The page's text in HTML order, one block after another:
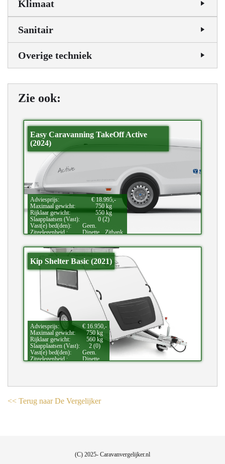
Klimaat
Sanitair
Overige techniek
Zie ook:
Easy Caravanning TakeOff Active
(2024)
Adviesprijs:
€ 18.995,-
Maximaal gewicht:
750 kg
Rijklaar gewicht:
550 kg
Slaapplaatsen (Vast):
0 (2)
Vast(e) bed(den):
Geen.
Zitgelegenheid.:
Dinette., Zitbank.
Kip Shelter Basic (2021)
Adviesprijs:
€ 16.950,-
Maximaal gewicht:
750 kg
Rijklaar gewicht:
560 kg
Slaapplaatsen (Vast):
2 (0)
Vast(e) bed(den):
Geen.
Zitgelegenheid.:
Dinette.
<< Terug naar De Vergelijker
(C) 2025- Caravanvergelijker.nl